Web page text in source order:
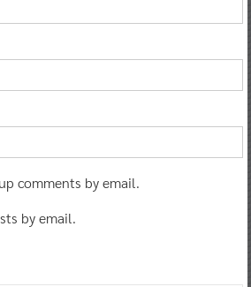
comments by email.
by email.